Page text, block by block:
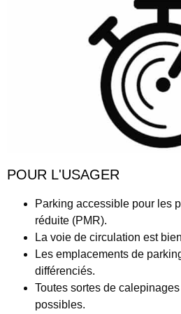
POUR L'USAGER
Parking accessible pour les
réduite (PMR).
La voie de circulation est
Les emplacements de
différenciés.
Toutes sortes de calepinages
possibles.